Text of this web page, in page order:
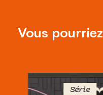
Vous
Série